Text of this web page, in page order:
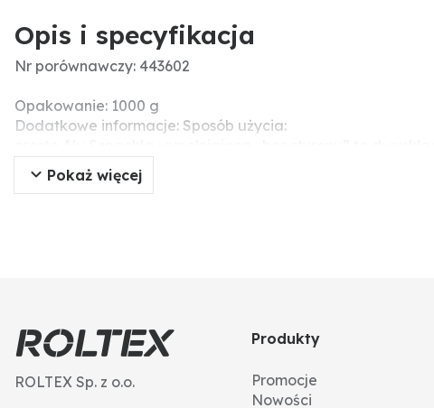
Opis i specyfikacja
Nr porównawczy: 443602
Opakowanie: 1000 g
Dodatkowe informacje: Sposób użycia:
akcelerowanej aminowo żywicy poliestrowej z różnymi
podczas napraw samochodów, w budowie maszyn i
Pokaż więcej
ROLTEX Sp. z o.o.
Produkty
Promocje
Nowości